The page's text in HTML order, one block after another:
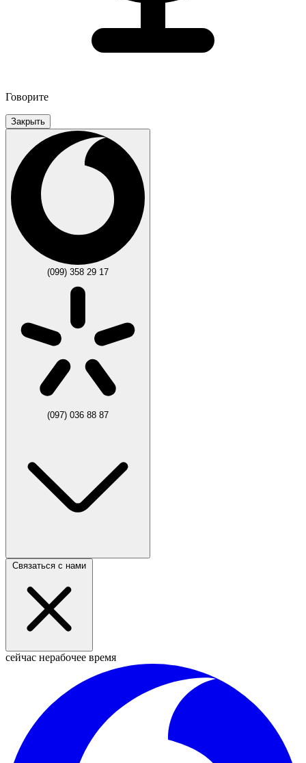
Говорите
Закрыть
(099) 358 29 17
(097) 036 88 87
Связаться с нами
сейчас нерабочее время